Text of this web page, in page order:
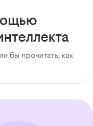
бы прочитать, как